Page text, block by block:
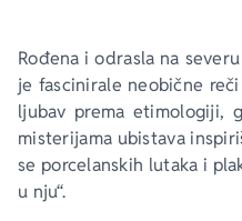
Rođena i odrasla na
je fascinirale neobične
ljubav prema etimologiji,
misterijama ubistava
se porcelanskih lutaka i
u nju“.
Manga i strip
Potpisane knjige
Nagrađene knjige
Istorijski
Klasici
Fantastika
Darko Tuševljaković
Enes Halilović
Ivo Andrić
Ju Nesbe
Dženi Kolgan
Paulo Koeljo